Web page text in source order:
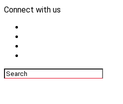
Connect with us